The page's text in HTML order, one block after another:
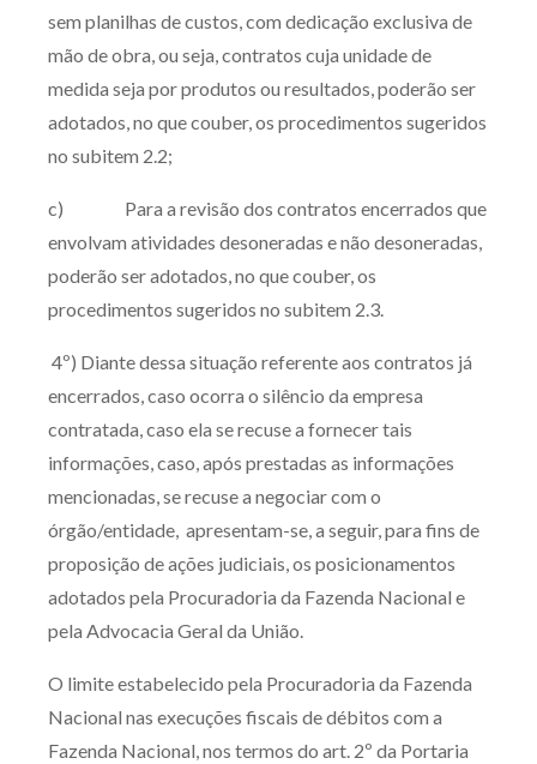
sem planilhas de custos, com dedicação exclusiva de
mão de obra, ou seja, contratos cuja unidade de
medida seja por produtos ou resultados, poderão ser
adotados, no que couber, os procedimentos sugeridos
no subitem 2.2;
c) Para a revisão dos contratos encerrados que
envolvam atividades desoneradas e não desoneradas,
poderão ser adotados, no que couber, os
procedimentos sugeridos no subitem 2.3.
4º) Diante dessa situação referente aos contratos já
encerrados, caso ocorra o silêncio da empresa
contratada, caso ela se recuse a fornecer tais
informações, caso, após prestadas as informações
mencionadas, se recuse a negociar com o
órgão/entidade, apresentam-se, a seguir, para fins de
proposição de ações judiciais, os posicionamentos
adotados pela Procuradoria da Fazenda Nacional e
pela Advocacia Geral da União.
O limite estabelecido pela Procuradoria da Fazenda
Nacional nas execuções fiscais de débitos com a
Fazenda Nacional, nos termos do art. 2º da Portaria